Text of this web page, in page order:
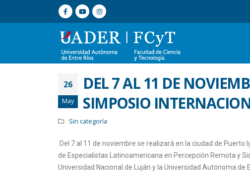
26
May
DEL 7 AL 11 DE
SIMPOSIO
Sin categoría
Del 7 al 11 de noviembre se realizará en la ciudad de
de Especialistas Latinoamericana en Percepción Remota y
Universidad Nacional de Luján y la Universidad Autónoma